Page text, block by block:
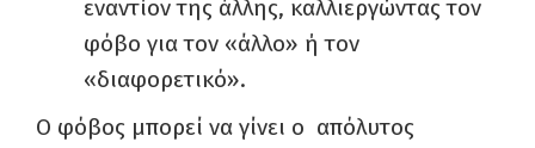
εναντίον της άλλης, καλλιεργώντας τον
φόβο για τον «άλλο» ή τον
«διαφορετικό».
Ο φόβος μπορεί να γίνει ο απόλυτος